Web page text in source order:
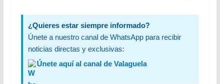
¿Quieres estar siempre informado?
Únete a nuestro canal de WhatsApp para recibir
noticias directas y exclusivas:
Únete aquí al canal de Valaguela